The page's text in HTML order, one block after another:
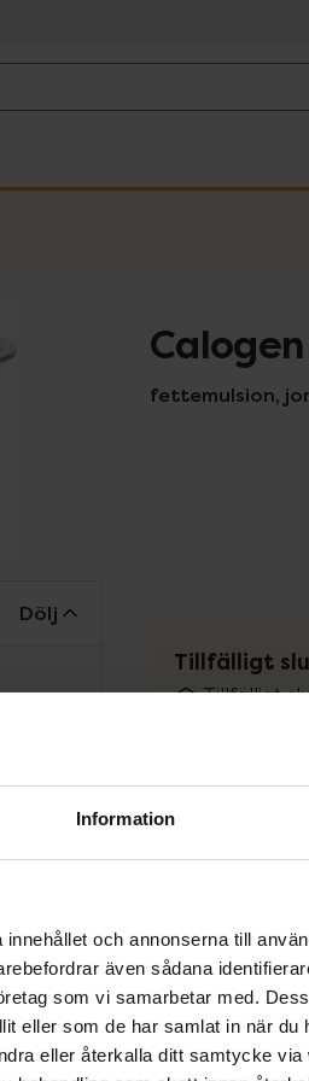
Information
och annonserna till
även sådana
som vi samarbetar med.
eller som de har samlat in när
eller återkalla ditt samtycke
fettemulsion,
Tillfälligt
Tillfälligt
Jag
Spara
Dölj